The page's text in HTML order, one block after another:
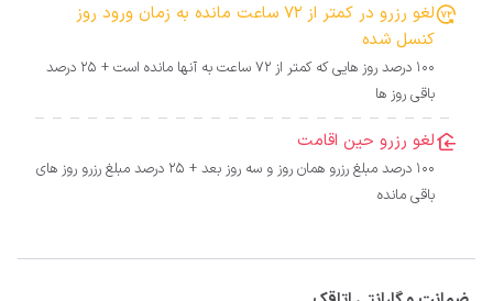
لغو رزرو در کمتر از 72 ساعت مانده به زمان ورود روز
کنسل شده
100 درصد روز هایی که کمتر از 72 ساعت به آنها مانده است + 25 درصد
باقی روز ها
لغو رزرو حین اقامت
100 درصد مبلغ رزرو همان روز و سه روز بعد + 25 درصد مبلغ رزرو روز های
باقی مانده